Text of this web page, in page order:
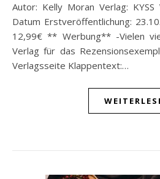
Autor: Kelly Moran Verlag: KYSS Verlag, Rowohlt Polaris
Datum Erstveröffentlichung:
12,99€ ** Werbung** -Vielen
Verlag für das
Verlagsseite Klappentext:…